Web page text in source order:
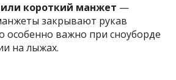
короткий манжет —
закрывают рукав
особенно важно при сноуборде
на лыжах.